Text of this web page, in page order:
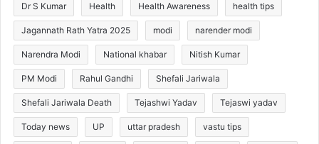
Dr S Kumar Health Health Awareness health tips
Jagannath Rath Yatra 2025 modi narender modi
Narendra Modi National khabar Nitish Kumar
PM Modi Rahul Gandhi Shefali Jariwala
Shefali Jariwala Death Tejashwi Yadav Tejaswi yadav
Today news UP uttar pradesh vastu tips